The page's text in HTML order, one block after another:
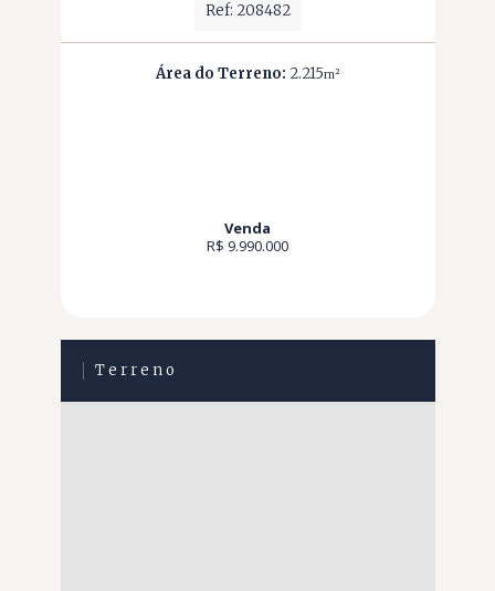
Ref: 208482
Área do Terreno: 2.215m²
Venda
R$ 9.990.000
Terreno